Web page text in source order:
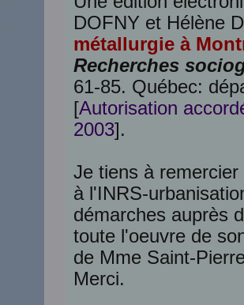
DOFNY et Hélène
métallurgie à
Recherches
61-85. Québec:
[Autorisation
2003].
Je tiens à
à l'INRS-
démarches auprès
toute l'oeuvre de
de Mme Saint-
Merci.